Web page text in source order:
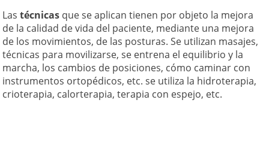
Lastécnicas que se aplican tienen por objeto la mejora
de la calidad de vida del paciente, mediante una mejora
de los movimientos, de las posturas. Se utilizan masajes,
técnicas para movilizarse, se entrena el equilibrio y la
marcha, los cambios de posiciones, cómo caminar con
instrumentos ortopédicos, etc. se utiliza la hidroterapia,
crioterapia, calorterapia, terapia con espejo, etc.